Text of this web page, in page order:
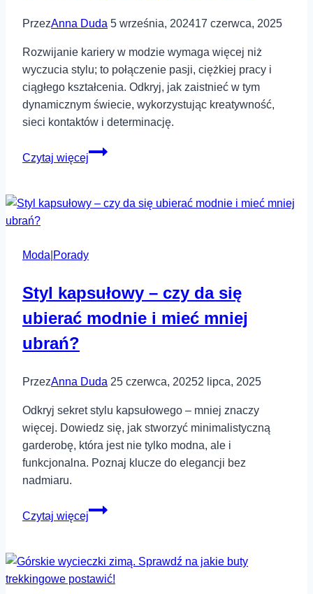
PrzezAnna Duda 5 września, 202417 czerwca, 2025
Rozwijanie kariery w modzie wymaga więcej niż
wyczucia stylu; to połączenie pasji, ciężkiej pracy i
ciągłego kształcenia. Odkryj, jak zaistnieć w tym
dynamicznym świecie, wykorzystując kreatywność,
sieci kontaktów i determinację.
Czytaj więcej
Jak
w
Moda Porady
Styl kapsułowy – czy da się
ubierać modnie i mieć mniej
ubrań?
PrzezAnna Duda 25 czerwca, 20252 lipca, 2025
Odkryj sekret stylu kapsułowego – mniej znaczy
więcej. Dowiedz się, jak stworzyć minimalistyczną
garderobę, która jest nie tylko modna, ale i
funkcjonalna. Poznaj klucze do elegancji bez
nadmiaru.
Czytaj więcej
Styl
czy
da